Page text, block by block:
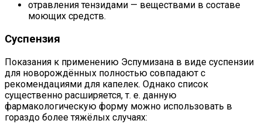
отравления тензидами — веществами в составе
моющих средств.
Суспензия
Показания к применению Эспумизана в виде суспензии
для новорождённых полностью совпадают с
рекомендациями для капелек. Однако список
существенно расширяется, т. е. данную
фармакологическую форму можно использовать в
гораздо более тяжёлых случаях: